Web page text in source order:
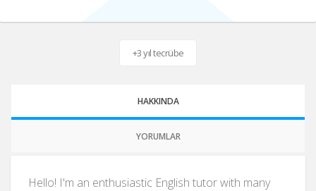
+3 yıl tecrübe
HAKKINDA
YORUMLAR
Hello! I'm an enthusiastic English tutor with many